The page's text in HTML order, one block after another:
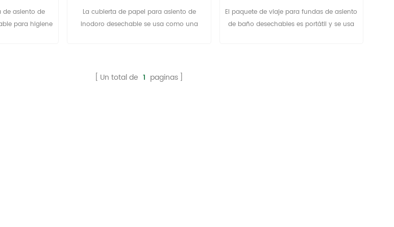
de asiento de
para higiene
personal
La cubierta de papel para asiento de
inodoro desechable se usa como una
ampliamente en hospitales, teatros,
desechables
El paquete de viaje para fundas de asiento
de baño desechables es portátil y se usa
Un total de 1 paginas